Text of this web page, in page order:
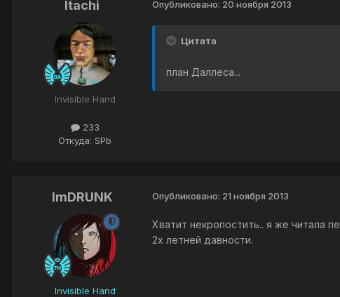
Itachi
Invisible Hand
233
Откуда: SPb
Опубликовано: 20 ноября 2013
Цитата
план Даллеса...
ImDRUNK
Invisible Hand
Опубликовано: 21 ноября 2013
Хватит некропостить.. я же читала
2х летней давности.